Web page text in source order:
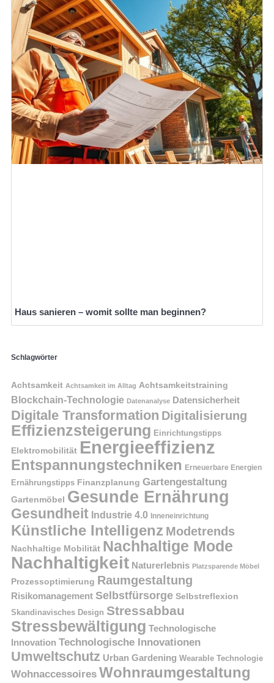
Haus sanieren – womit sollte man beginnen?
Schlagwörter
Achtsamkeit Achtsamkeit im Alltag Achtsamkeitstraining
Blockchain-Technologie Datenanalyse Datensicherheit
Digitale Transformation Digitalisierung
Effizienzsteigerung Einrichtungstipps
Elektromobilität Energieeffizienz
Entspannungstechniken Erneuerbare Energien
Ernährungstipps Finanzplanung Gartengestaltung
Gartenmöbel Gesunde Ernährung
Gesundheit Industrie 4.0 Inneneinrichtung
Künstliche Intelligenz Modetrends
Nachhaltige Mobilität Nachhaltige Mode
Nachhaltigkeit Naturerlebnis Platzsparende Möbel
Prozessoptimierung Raumgestaltung
Risikomanagement Selbstfürsorge Selbstreflexion
Skandinavisches Design Stressabbau
Stressbewältigung Technologische
Innovation Technologische Innovationen
Umweltschutz Urban Gardening Wearable Technologie
Wohnaccessoires Wohnraumgestaltung